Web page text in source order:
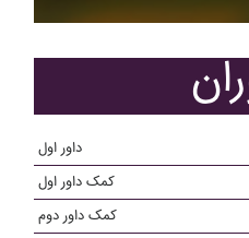
داور اول
کمک داور اول
کمک داور دوم